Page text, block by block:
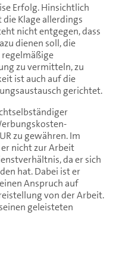
Erfolg. Hinsichtlich
Klage allerdings
nicht entgegen, dass
dienen soll, die
zu vermitteln, zu
ist auch auf die
gerichtet.
zu gewähren. Im
nicht zur Arbeit
da er sich
hat. Dabei ist er
Anspruch auf
von der Arbeit.
geleisteten